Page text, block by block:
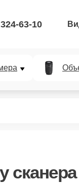
63-10